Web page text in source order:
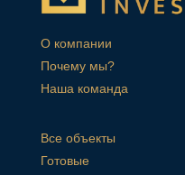
О компании
Почему мы?
Наша команда
Все объекты
Готовые